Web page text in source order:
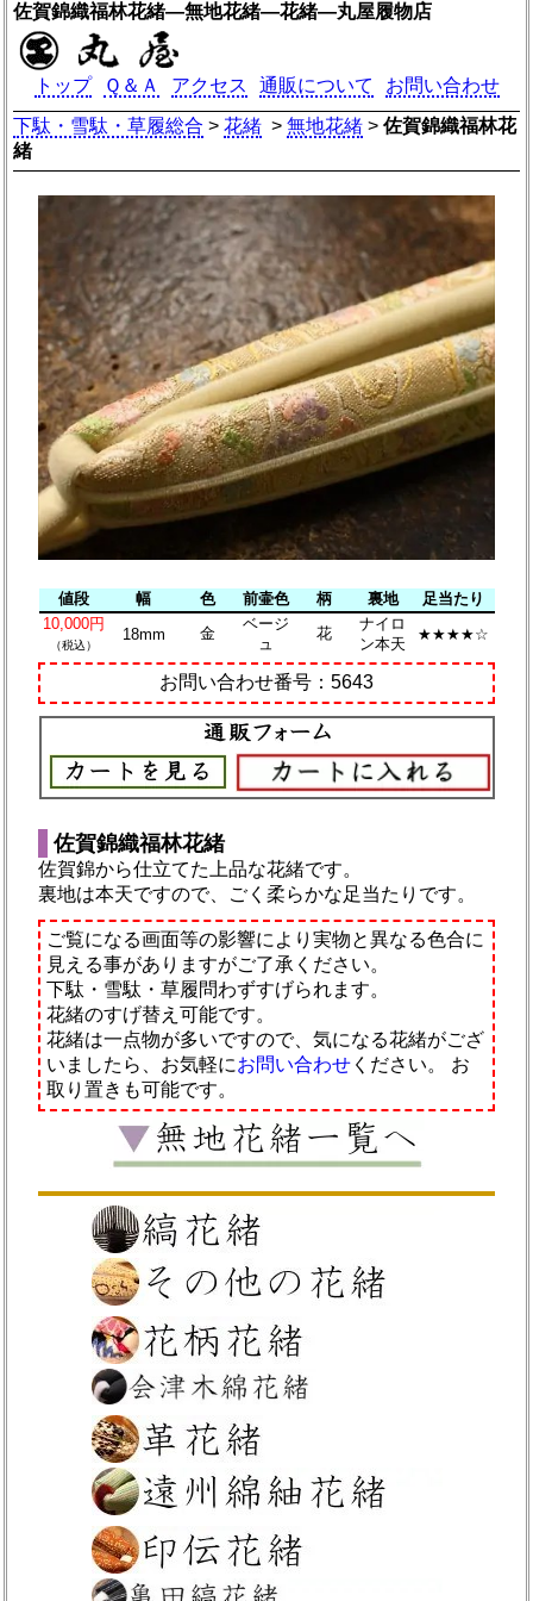
佐賀錦織福林花緒―無地花緒―花緒―丸屋履物店
トップ Ｑ＆Ａ アクセス 通販について
お問い合わせ
下駄・雪駄・草履総合 >花緒 >無地花緒 >佐賀錦織福林花
緒
値段 幅 色 前壷色 柄 裏地
足当たり
10,000円
（税込）
18mm 金
ベージ
ュ
花
ナイロ
ン本天
★★★★☆
お問い合わせ番号：5643
佐賀錦織福林花緒
佐賀錦から仕立てた上品な花緒です。
裏地は本天ですので、ごく柔らかな足当たりです。
ご覧になる画面等の影響により実物と異なる色合に
見える事がありますがご了承ください。
下駄・雪駄・草履問わずすげられます。
花緒のすげ替え可能です。
花緒は一点物が多いですので、気になる花緒がござ
いましたら、お気軽にお問い合わせ ください。
お
取り置きも可能です。